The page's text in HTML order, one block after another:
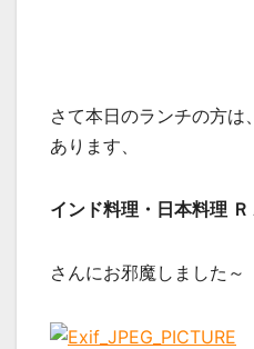
さて本日のランチの方は
あります、
インド料理・日本料理 Ｒ
さんにお邪魔しました～